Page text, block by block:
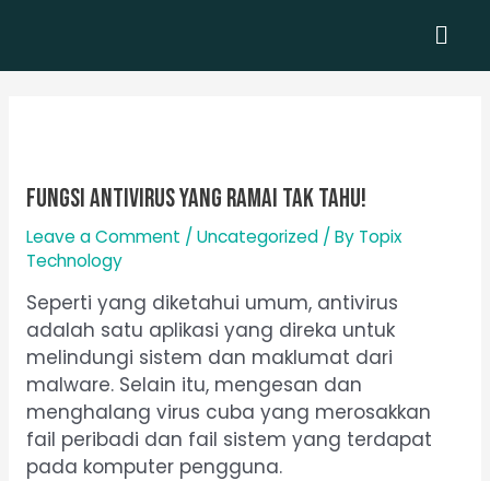
content
Fungsi Antivirus Yang Ramai Tak Tahu!
Leave a Comment /Uncategorized/ By Topix
Technology
Seperti yang diketahui umum, antivirus
adalah satu aplikasi yang direka untuk
melindungi sistem dan maklumat dari
malware. Selain itu, mengesan dan
menghalang virus cuba yang merosakkan
fail peribadi dan fail sistem yang terdapat
pada komputer pengguna.